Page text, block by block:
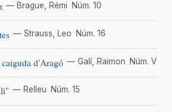
— Brague, Rémi Núm. 10
— Strauss, Leo Núm. 16
d'Aragó — Galí, Raimon Núm. V
— Relleu Núm. 15